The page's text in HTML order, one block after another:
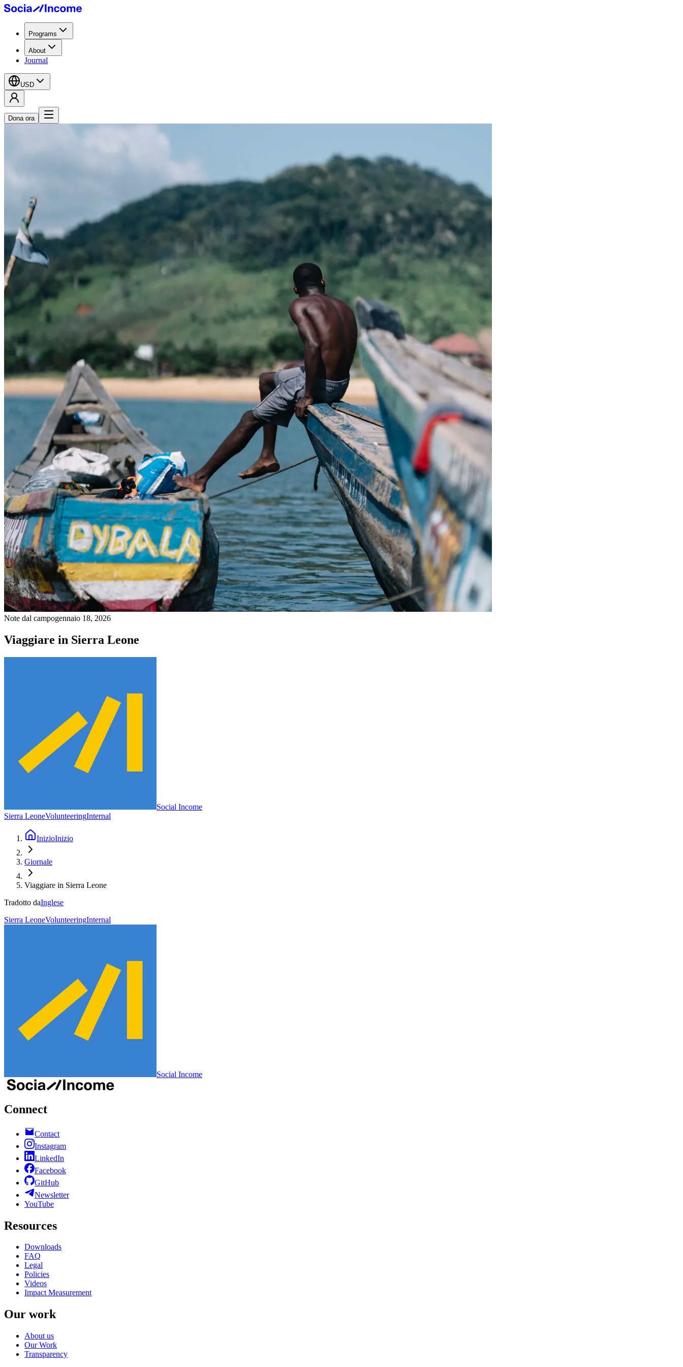
Programs
About
Journal
USD
Dona ora
Note dal campogennaio 18, 2026
Viaggiare in Sierra Leone
Social Income
Sierra LeoneVolunteeringInternal
InizioInizio
Giornale
Viaggiare in Sierra Leone
Tradotto daInglese
Sierra LeoneVolunteeringInternal
Social Income
Connect
Contact
Instagram
LinkedIn
Facebook
GitHub
Newsletter
YouTube
Resources
Downloads
FAQ
Legal
Policies
Videos
Impact Measurement
Our work
About us
Our Work
Transparency